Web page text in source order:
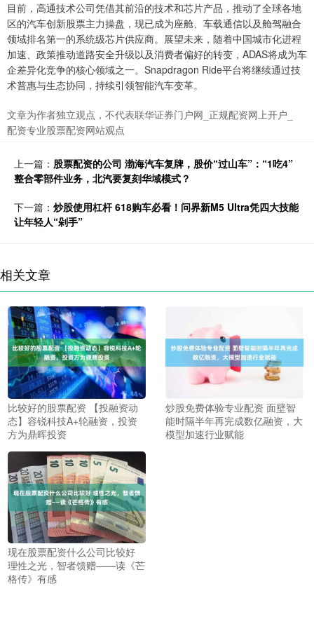
目前，高通技术公司凭借其前沿的技术和芯片产品，推动了全球各地
区的汽车创新股票主力操盘，现已成为座舱、车载通信以及舱驾融合
领域排名第一的系统级芯片供应商。展望未来，随着中国城市化进程
加速、政策推动道路安全升级以及消费者偏好的转变，ADAS将成为车
企差异化竞争的核心领域之一。Snapdragon Ride平台将继续通过技
术普惠与生态协同，持续引领智能汽车变革。
文章为作者独立观点，不代表联华证券门户网_正规配资网上开户_
配资专业股票配资网站观点
上一篇： 股票配资的公司 渤海汽车复牌，股价“过山车”：“1吃4”
整合零部件业务，北汽要复刻华域模式？
下一篇： 炒股使用杠杆 618购车必看！问界新M5 Ultra凭四大技能
让年轻人“剁手”
相关文章
比较好的股票配资 【投融资动
态】容锐科技A+轮融资，投资
方为鼎晖投资
炒股免费体验专业配资 面壁智
能时隔半年再完成数亿融资，大
模型加速行业赋能
现在股票配资什么公司比较好
理性之光，智者馈赠——读《芒
格传》有感